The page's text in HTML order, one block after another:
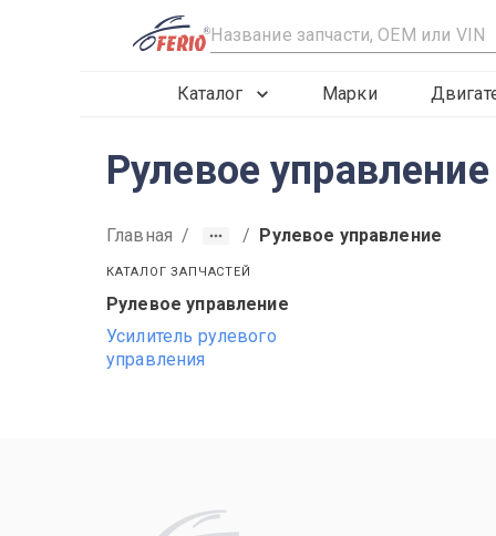
R
Каталог Марки
Рулевое
Главная / / Рулевое управление
КАТАЛОГ ЗАПЧАСТЕЙ
Рулевое управление
Усилитель рулевого
управления
2016
2015